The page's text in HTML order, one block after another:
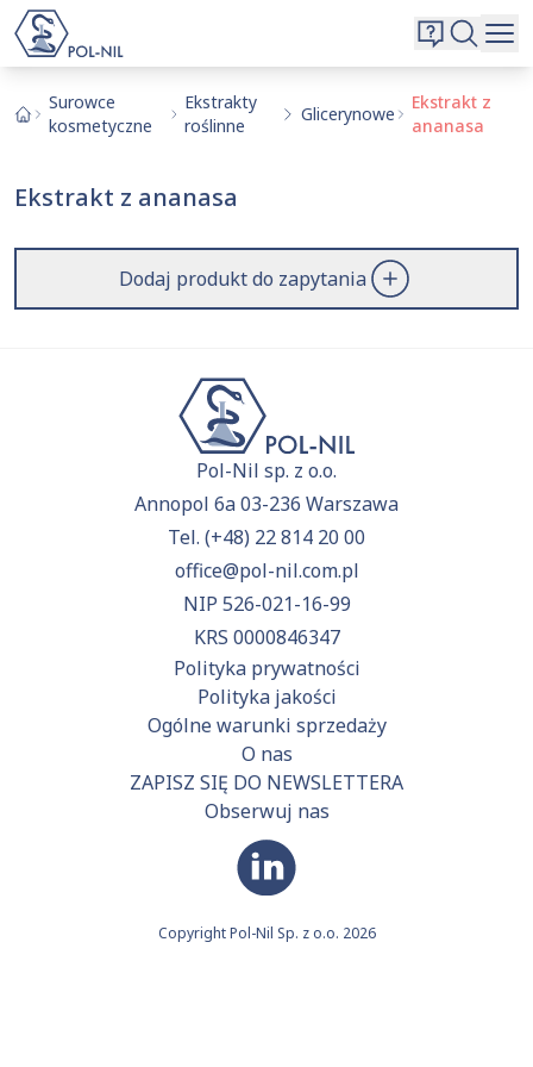
O nas
Kontakt
Surowce
kosmetyczne
Ekstrakty
roślinne
Glicerynowe
Ekstrakt z
ananasa
Ekstrakt z ananasa
Dodaj produkt do zapytania
Pol-Nil sp. z o.o.
Annopol 6a 03-236 Warszawa
Tel. (+48) 22 814 20 00
office@pol-nil.com.pl
NIP 526-021-16-99
KRS 0000846347
Polityka prywatności
Polityka jakości
Ogólne warunki sprzedaży
O nas
ZAPISZ SIĘ DO NEWSLETTERA
Obserwuj nas
Copyright Pol-Nil Sp. z o.o. 2026
Wybrane surowce i substancje
Aktualnie niczego nie dodałeś do zapytania.
Wyszukiwarka
Szukaj